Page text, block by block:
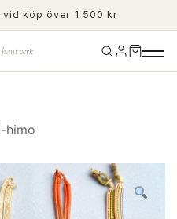
köp över 1 500 kr
himo